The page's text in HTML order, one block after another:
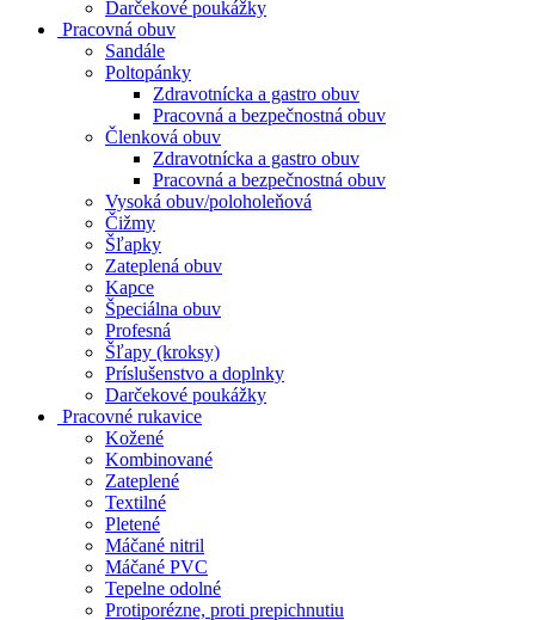
Darčekové poukážky
Pracovná obuv
Sandále
Poltopánky
Zdravotnícka a gastro obuv
Pracovná a bezpečnostná obuv
Členková obuv
Zdravotnícka a gastro obuv
Pracovná a bezpečnostná obuv
Vysoká obuv/poloholeňová
Čižmy
Šľapky
Zateplená obuv
Kapce
Špeciálna obuv
Profesná
Šľapy (kroksy)
Príslušenstvo a doplnky
Darčekové poukážky
Pracovné rukavice
Kožené
Kombinované
Zateplené
Textilné
Pletené
Máčané nitril
Máčané PVC
Tepelne odolné
Protiporézne, proti prepichnutiu